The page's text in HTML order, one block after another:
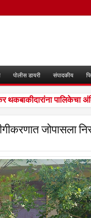
पोलीस डायरी संपादकीय
पालिकेचा
जोपासला